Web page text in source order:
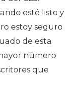
esté listo y
estoy seguro
de esta
número
que